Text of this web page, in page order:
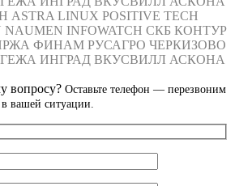
ASTRA LINUX POSITIVE TECH
NAUMEN INFOWATCH СКБ КОНТУР
ФИНАМ РУСАГРО ЧЕРКИЗОВО
ИНГРАД ВКУСВИЛЛ АСКОНА
вопросу? Оставьте телефон — перезвоним
вашей ситуации.